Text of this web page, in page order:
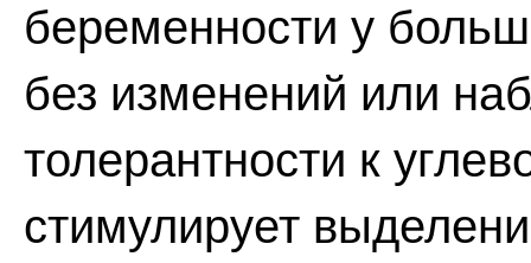
беременности у
без изменений или
толерантности к
стимулирует